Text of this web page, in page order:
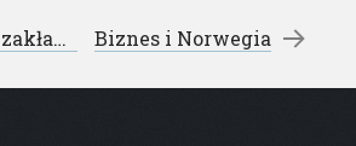
w Norwegii Biznes i Norwegia →